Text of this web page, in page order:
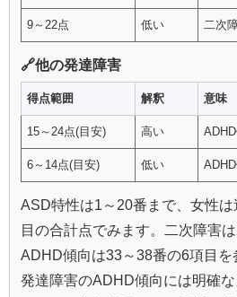
9～22点 低い 二次
🔗他の発達障害
得点範囲 解釈 意味
15～24点(目安) 高い
6～14点(目安) 低い
ASD特性は1～20番まで、女性
目の合計点でみます。二次障害
ADHD傾向は33～38番の6項目
発達障害のADHD傾向には明確な